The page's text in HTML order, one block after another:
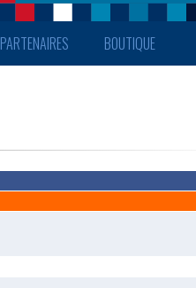
PARTENAIRES BOUTIQUE